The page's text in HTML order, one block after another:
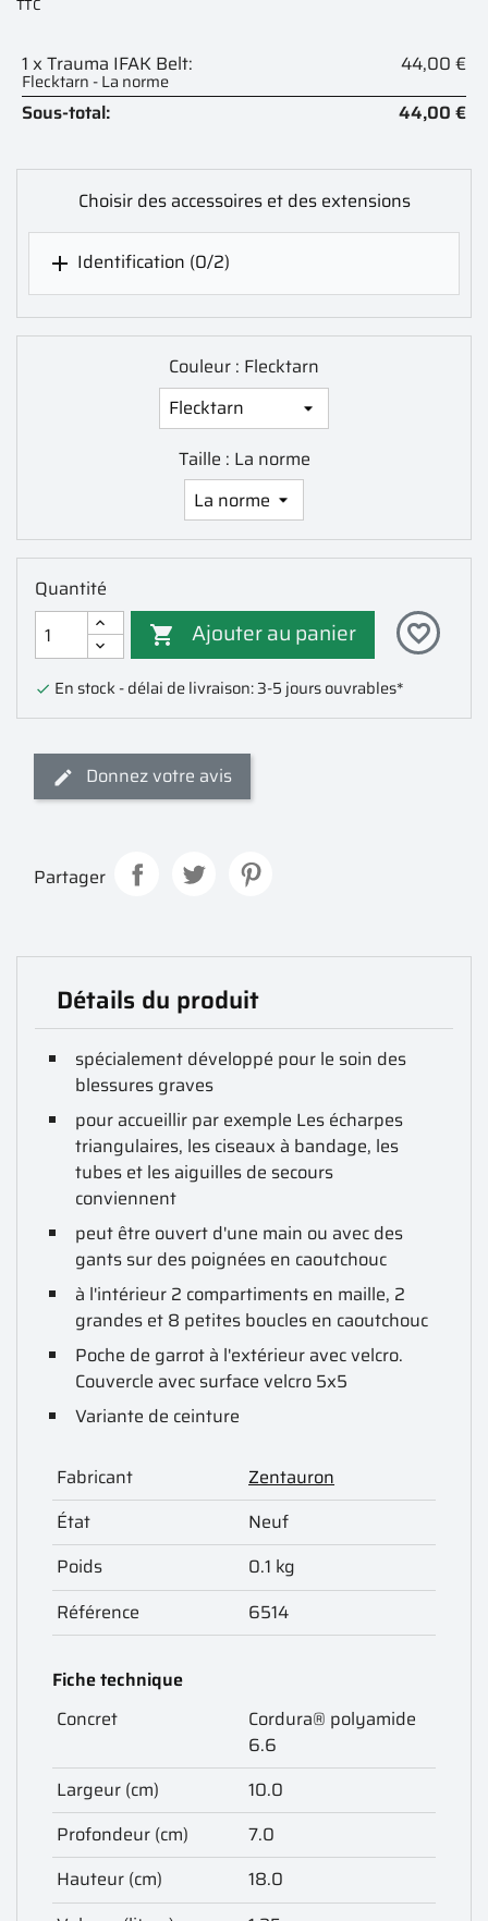
1 x Trauma IFAK Belt:
Flecktarn - La norme
44,00 €
Sous-total:
44,00 €
Choisir des accessoires et des extensions
 Identification (0/2)
Couleur : Flecktarn
Taille : La norme
Quantité
 Ajouter au panier favorite_border
 En stock - délai de livraison: 3-5 jours ouvrables*
Donnez votre avis
Partager
Détails du produit
spécialement développé pour le soin des
blessures graves
pour accueillir par exemple Les écharpes
triangulaires, les ciseaux à bandage, les
tubes et les aiguilles de secours
conviennent
peut être ouvert d'une main ou avec des
gants sur des poignées en caoutchouc
à l'intérieur 2 compartiments en maille, 2
grandes et 8 petites boucles en caoutchouc
Poche de garrot à l'extérieur avec velcro.
Couvercle avec surface velcro 5x5
Variante de ceinture
Fabricant
Zentauron
État
Neuf
Poids
0.1 kg
Référence
6514
Fiche technique
Concret
Cordura® polyamide
6.6
Largeur (cm)
10.0
Profondeur (cm)
7.0
Hauteur (cm)
18.0